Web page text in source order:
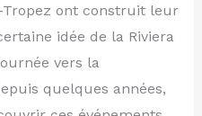
Tropez ont construit leur
idée de la Riviera
vers la
quelques années,